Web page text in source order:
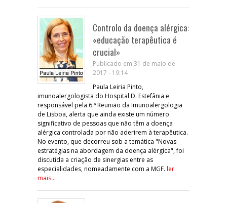
Controlo da doença alérgica:
«educação terapêutica é
crucial»
Publicado em 31 de maio de
2017 - 19:14
Paula Leiria Pinto,
imunoalergologista do Hospital D. Estefânia e
responsável pela 6.ª Reunião da Imunoalergologia
de Lisboa, alerta que ainda existe um número
significativo de pessoas que não têm a doença
alérgica controlada por não aderirem à terapêutica.
No evento, que decorreu sob a temática "Novas
estratégias na abordagem da doença alérgica", foi
discutida a criação de sinergias entre as
especialidades, nomeadamente com a MGF. ler
mais...